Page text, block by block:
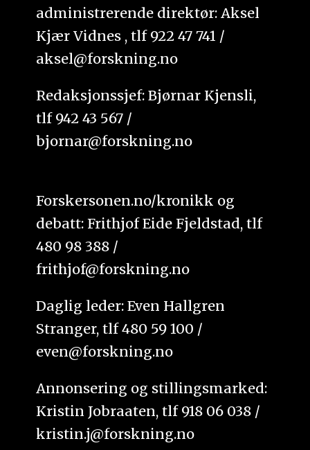
administrerende direktør: Aksel
Kjær Vidnes , tlf 922 47 741 /
aksel@forskning.no
Redaksjonssjef: Bjørnar Kjensli,
tlf 942 43 567 /
bjornar@forskning.no
Forskersonen.no/kronikk og
debatt: Frithjof Eide Fjeldstad, tlf
480 98 388 /
frithjof@forskning.no
Daglig leder: Even Hallgren
Stranger, tlf 480 59 100 /
even@forskning.no
Annonsering og stillingsmarked:
Kristin Jobraaten, tlf 918 06 038 /
kristin.j@forskning.no